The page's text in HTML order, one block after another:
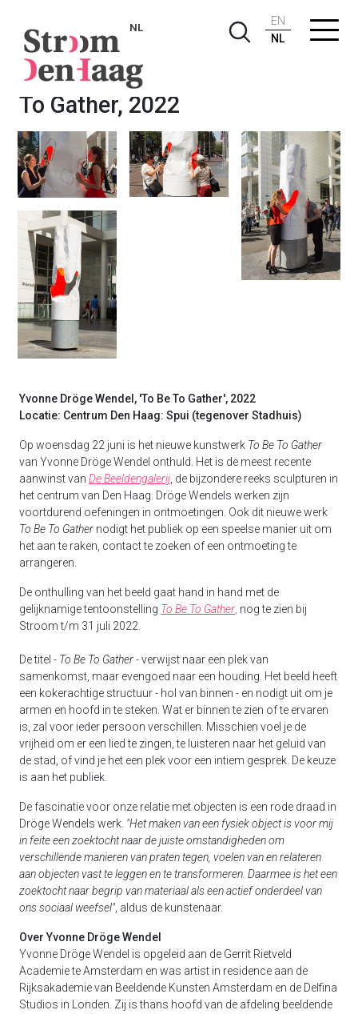
NL
EN
NL
Yvonne Dröge Wendel, To Be
To Gather, 2022
Yvonne Dröge Wendel, 'To Be To Gather', 2022
Locatie: Centrum Den Haag: Spui (tegenover Stadhuis)
Op woensdag 22 juni is het nieuwe kunstwerk To Be To Gather
van Yvonne Dröge Wendel onthuld. Het is de meest recente
aanwinst van De Beeldengalerij , de bijzondere reeks sculpturen in
het centrum van Den Haag. Dröge Wendels werken zijn
voortdurend oefeningen in ontmoetingen. Ook dit nieuwe werk
To Be To Gather nodigt het publiek op een speelse manier uit om
het aan te raken, contact te zoeken of een ontmoeting te
arrangeren.
De onthulling van het beeld gaat hand in hand met de
gelijknamige tentoonstelling To Be To Gather nog te zien bij
Stroom t/m 31 juli 2022.
De titel - To Be To Gather- verwijst naar een plek van
samenkomst, maar evengoed naar een houding. Het beeld heeft
een kokerachtige structuur - hol van binnen - en nodigt uit om je
armen en hoofd in te steken. Wat er binnen te zien of te ervaren
is, zal voor ieder persoon verschillen. Misschien voel je de
vrijheid om er een lied te zingen, te luisteren naar het geluid van
de stad, of vind je het een plek voor een intiem gesprek. De keuze
is aan het publiek.
De fascinatie voor onze relatie met objecten is een rode draad in
Dröge Wendels werk. "Het maken van een fysiek object is voor mij
in feite een zoektocht naar de juiste omstandigheden om
verschillende manieren van praten tegen, voelen van en relateren
aan objecten vast te leggen en te transformeren. Daarmee is het een
zoektocht naar begrip van materiaal als een actief onderdeel van
ons sociaal weefsel", aldus de kunstenaar.
Over Yvonne Dröge Wendel
Yvonne Dröge Wendel is opgeleid aan de Gerrit Rietveld
Academie te Amsterdam en was artist in residence aan de
Rijksakademie van Beeldende Kunsten Amsterdam en de Delfina
Studios in Londen. Zij is thans hoofd van de afdeling beeldende